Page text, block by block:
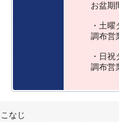
お盆期
・ 土曜
調布営
・ 日祝
調布営
こなじ